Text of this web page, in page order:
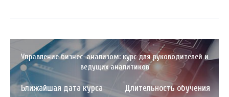
Управление бизнес-анализом: курс для руководителей и
ведущих аналитиков
Ближайшая дата курса Длительность обучения